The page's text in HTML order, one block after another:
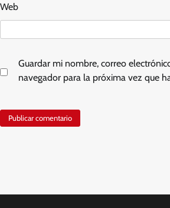
Web
Guardar mi nombre, correo
navegador para la próxima vez que